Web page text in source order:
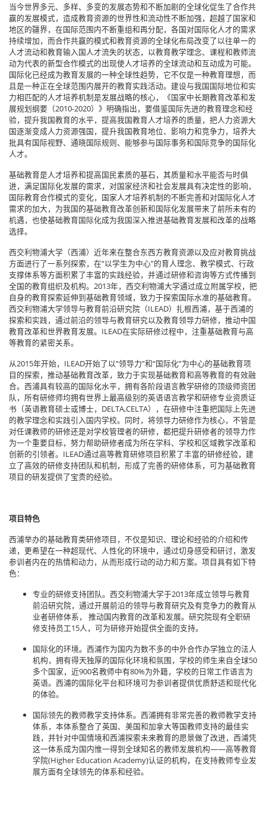
当今世界多元、多样、多变的发展态势和不断加剧的全球化促生了合作共
赢的发展模式，造成教育资源的世界性和流动性不断加强，超越了国家和
地区的疆界，在国际范围内不断重组和再分配，各国对国际化人才的需求
持续增加，而合作共赢的模式和教育资源的全球化布局改变了以往单一的
人才流动和教育输入国人才流失的状态，以教育教学理念、课程和教师流
动为代表的新型合作模式的出现使人才培养的全球流动和互动成为可能。
国际化已经成为教育发展的一种全球性趋势，它不仅是一种教育理想，而
且是一种正在全球范围内展开的教育实践活动。建设与我国国际地位和实
力相匹配的人才培养机制是发展战略的核心，《国家中长期教育改革和发
展规划纲要（2010-2020）》明确指出，要借鉴国际先进的教育理念和经
验，提升我国教育的水平，提高我国教育人才培养的质量，把人力资源大
国逐渐变成人力资源强国，提升我国教育地位、影响力和竞争力，培养大
批具有国际视野、通晓国际规则、能够参与国际事务和国际竞争的国际化
人才。
基础教育是人才培养和提高国民素质的基石，其质量和水平能否与时俱
进，满足国际化发展的需求，对国家经济和社会发展具有决定性的影响，
国际教育合作模式的变化，国家人才培养机制的不断完善和对国际化人才
需求的加大，为我国的基础教育改革创新和国际化发展带来了前所未有的
机遇，也使基础教育国际化成为我国深入推进基础教育发展和改革的战略
选择。
西交利物浦大学（西浦）近年来在整合东西方教育资源以及应对教育挑战
方面进行了一系列探索，在“以学生为中心”的育人理念、教学模式、行政
支撑体系等方面积累了丰富的实践经验，并通过研修和咨询等方式传播到
全国的教育组织及机构。2013年，西交利物浦大学通过成立附属学校，把
自身的教育探索延伸到基础教育领域，致力于探索国际水准的基础教育。
西交利物浦大学领导与教育前沿研究院（ILEAD）扎根西浦，基于西浦的
探索和实践，通过前沿的领导与教育研究以及教育领导力研修，推动中国
教育改革和世界教育发展。ILEAD在实际研修过程中，注重基础教育与高
等教育的紧密关系。
从2015年开始，ILEAD开始了以“领导力”和“国际化”为中心的基础教育项
目的探索，推动基础教育改革，致力于实现基础教育和高等教育的有效融
合。西浦具有较高的国际化水平，拥有各阶段语言教学研修的顶级师资团
队，所有研修师均拥有世界上最高级别的英语语言教学和研修专业资质证
书（英语教育硕士或博士，DELTA,CELTA），在研修中注重把国际上先进
的教学理念和实践引入国内学校。同时，将领导力研修作为核心，不管是
对任课教师的研修还是对学校管理者的研修，都把提升研修者的领导力作
为一个重要目标，努力帮助研修者成为所在学科、学校和区域教学改革和
创新的引领者。ILEAD通过高等教育研修项目积累了丰富的研修经验，建
立了高效的研修支持团队和机制，形成了完善的研修体系，可为基础教育
项目的研发提供了宝贵的经验。
项目特色
西浦举办的基础教育类研修项目，不仅是知识、理论和经验的介绍和传
递，更希望在一种超现代、人性化的环境中，通过切身感受和研讨，激发
参训者内在的热情和动力，从而形成行动的动力和方案。项目具有如下特
色：
专业的研修支持团队。西交利物浦大学于2013年成立领导与教育
前沿研究院，通过开展前沿的领导与教育研究及有竞争力的教育从
业者研修体系， 推动国内教育的改革和发展。研究院现有全职研
修支持员工15人，可为研修开始提供全面的支持。
国际化的环境。西浦作为国内为数不多的中外合作办学独立的法人
机构，拥有得天独厚的国际化环境和氛围，学校的师生来自全球50
多个国家，近900名教师中有80%为外籍，学校的日常工作语言为
英语。西浦的国际化平台和环境可为参训者提供优质舒适和现代化
的体验。
国际领先的教师教学支持体系。西浦拥有非常完善的教师教学支持
体系，本体系整合了英国、美国和加拿大等国教师支持的最佳实
践，并针对中国情境和西浦探索未来教育的愿景做了改进，西浦凭
这一体系成为国内惟一得到全球知名的教师发展机构——高等教育
学院(Higher Education Academy)认证的机构，在支持教师专业发
展方面有全球领先的体系和经验。